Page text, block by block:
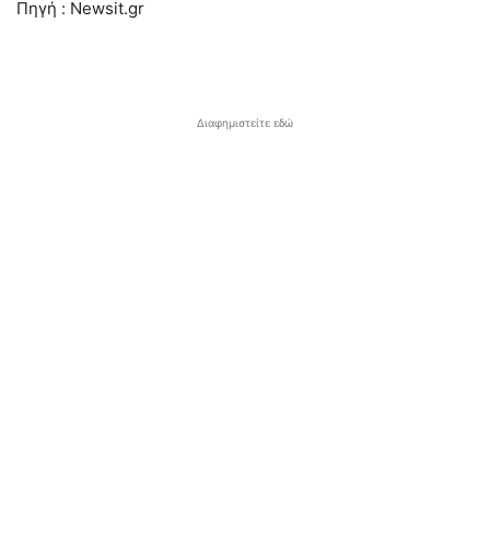
Πηγή : Newsit.gr
Διαφημιστείτε εδώ